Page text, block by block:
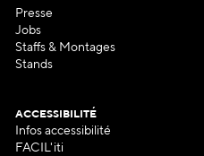
Presse
Jobs
Staffs & Montages
Stands
ACCESSIBILITÉ
Infos accessibilité
FACIL'iti